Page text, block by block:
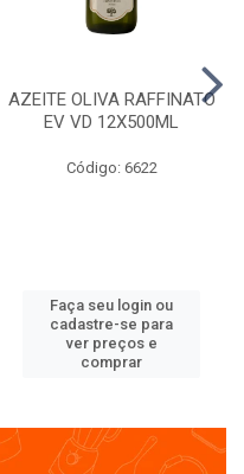
AZEITE OLIVA RAFFINATO
EV VD 12X500ML
Código: 6622
Faça seu login ou
cadastre-se para
ver preços e
comprar